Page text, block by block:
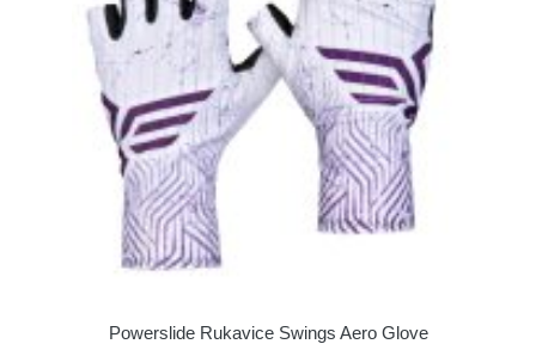
Powerslide Rukavice Swings Aero Glove